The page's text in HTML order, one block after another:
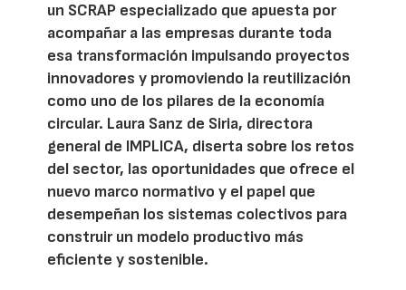
un SCRAP especializado que apuesta por
acompañar a las empresas durante toda
esa transformación impulsando proyectos
innovadores y promoviendo la reutilización
como uno de los pilares de la economía
circular. Laura Sanz de Siria, directora
general de IMPLICA, diserta sobre los retos
del sector, las oportunidades que ofrece el
nuevo marco normativo y el papel que
desempeñan los sistemas colectivos para
construir un modelo productivo más
eficiente y sostenible.